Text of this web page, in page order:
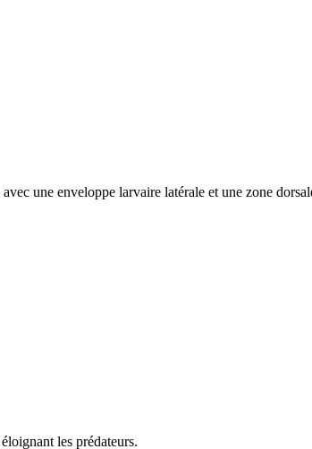
une enveloppe larvaire latérale et une zone
les prédateurs.